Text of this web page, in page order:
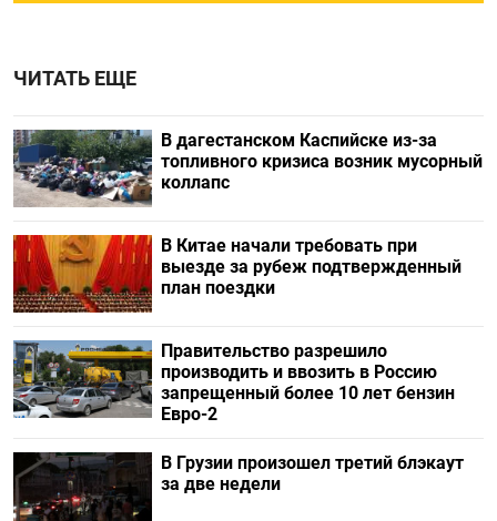
ЧИТАТЬ ЕЩЕ
В дагестанском Каспийске из-за
топливного кризиса возник мусорный
коллапс
В Китае начали требовать при
выезде за рубеж подтвержденный
план поездки
Правительство разрешило
производить и ввозить в Россию
запрещенный более 10 лет бензин
Евро-2
В Грузии произошел третий блэкаут
за две недели